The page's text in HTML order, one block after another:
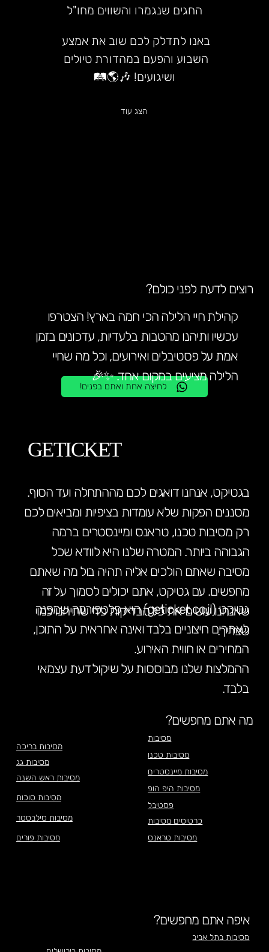
החגים שנגמרו והשווים מחו"ל
באנו לתדלק לכם שוב את אמצע
השבוע והפעם במהדורת טיולים
ושיגועים! 🎶🌎🛤️
הצג עוד
מסיבות בריכה
מסיבות גג
מסיבות ראש השנה
מסיבות סוכות
מסיבות סילבסטר
מסיבות פורים
מה אתם מחפשים?
מסיבות
מסיבות טכנו
מסיבות טראנס
מסיבות מיינסטרים
מסיבות היפ הופ
פסטיבל
כרטיסים מסיבות
איפה אתם מחפשים?
מסיבות בתל אביב
לחיצה אחת ואתם בפנים!
קהילת חיי הלילה הכי חמה בארץ! הצטרפו
עכשיו ותיהנו מהטבות בלעדיות, עדכונים בזמן
אמת על פסטיבלים ואירועים, וכל מה שחיי
הלילה מציעים במקום אחד. ✨🎉
רוצים לדעת לפני כולם?
גטיקט (geticket.co.il) היא פלטפורמה שמפנה
לאתרים חיצוניים בלבד ואינה אחראית על התוכן,
המחירים או חווית האירוע.
ההמלצות שלנו מבוססות על שיקול דעת עצמאי
בלבד.
GETICKET
בגטיקט, אנחנו דואגים לכם מההתחלה ועד הסוף.
מסננים הפקות שלא עומדות בציפיות ומביאים לכם
רק מסיבות טכנו, טראנס ומיינסטרים ברמה
הגבוהה ביותר. המטרה שלנו היא לוודא שכל
מסיבה שאתם הולכים אליה תהיה בול מה שאתם
מחפשים. עם גטיקט, אתם יכולים לסמוך על זה
שאנחנו עושים את כל הבדיקות כדי שתיהנו כמו
שצריך.